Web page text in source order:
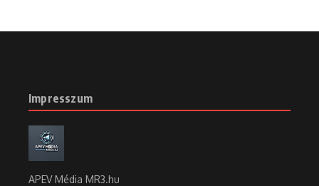
Impresszum
APEV Média MR3.hu